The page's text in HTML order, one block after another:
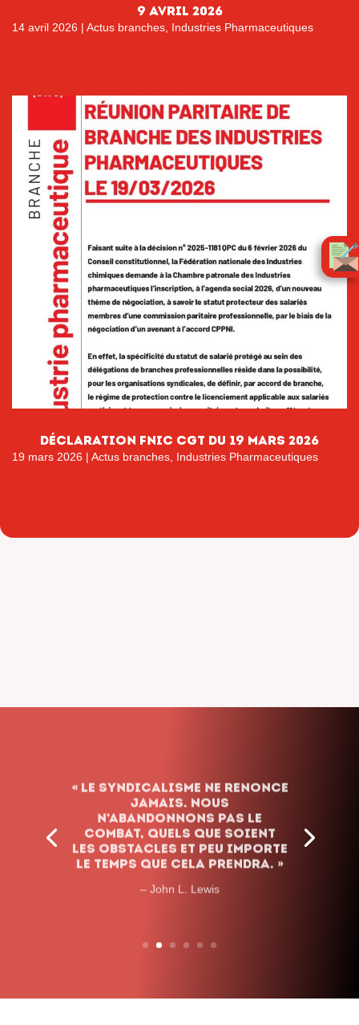
9 AVRIL 2026
14 avril 2026 | Actus branches Industries Pharmaceutiques
déclaration fnic cgt du 19 mars 2026
19 mars 2026 | Actus branches Industries Pharmaceutiques
« Le syndicalisme ne renonce
jamais. Nous
n’abandonnons pas le
combat, quels que soient
les obstacles et peu importe
le temps que cela prendra. »
– John L. Lewis